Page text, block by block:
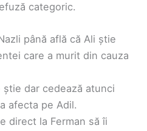
categoric.
până află că Ali știe
care a murit din cauza
dar cedează atunci
afecta pe Adil.
direct la Ferman să îi